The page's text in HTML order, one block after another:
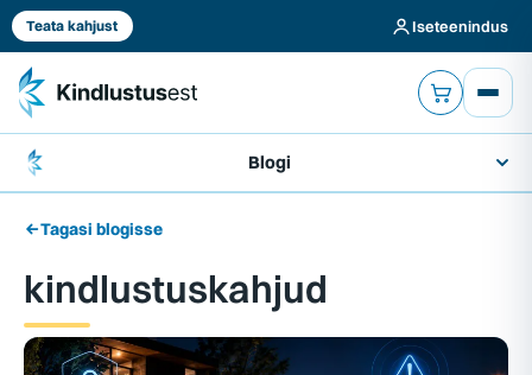
Teata kahjust Iseteenindus
Blogi
Tagasi blogisse
kindlustuskahjud